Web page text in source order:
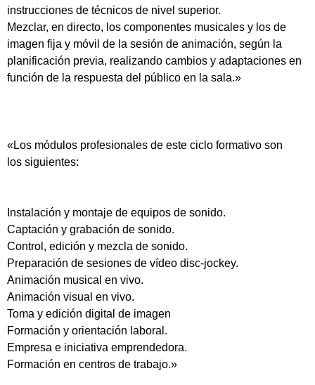
instrucciones de técnicos de nivel superior.
Mezclar, en directo, los componentes musicales y los de
imagen fija y móvil de la sesión de animación, según la
planificación previa, realizando cambios y adaptaciones en
función de la respuesta del público en la sala.»
«Los módulos profesionales de este ciclo formativo son
los siguientes:
Instalación y montaje de equipos de sonido.
Captación y grabación de sonido.
Control, edición y mezcla de sonido.
Preparación de sesiones de vídeo disc-jockey.
Animación musical en vivo.
Animación visual en vivo.
Toma y edición digital de imagen
Formación y orientación laboral.
Empresa e iniciativa emprendedora.
Formación en centros de trabajo.»